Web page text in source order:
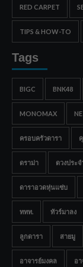
RED CARPET
TIPS & HOW-TO
Tags
BIGC BNK48
MONOMAX
ครอบครัวดารา
ดราม่า ดวงประ
ดาราอวดหุ่นแซ่บ
ททท. ทัวร์มาลง
ลูกดารา สายมู
อาจารย์มงคล อ